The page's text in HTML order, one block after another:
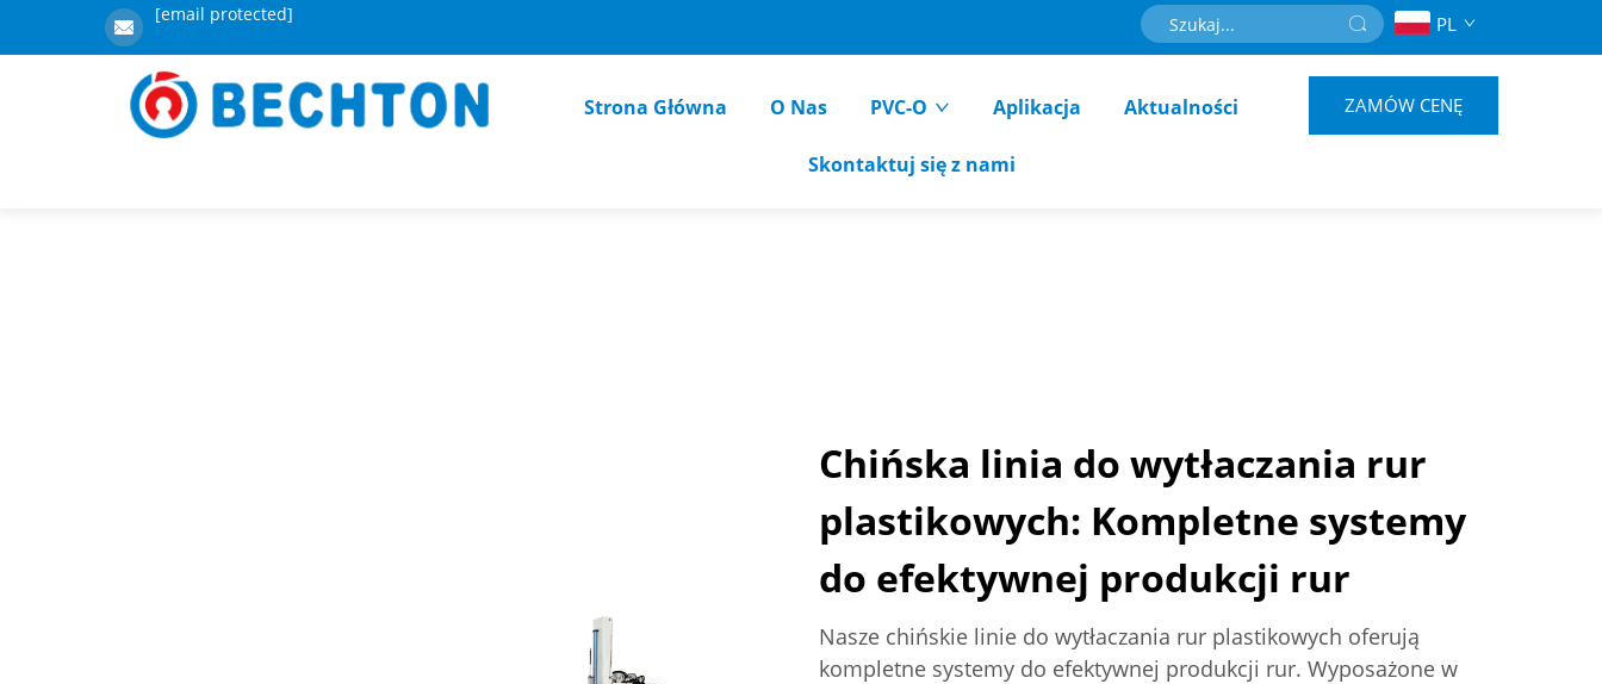
[email protected] PL
Strona Główna O Nas PVC-O Aplikacja Aktualności
Skontaktuj się z nami
ZAMÓW CENĘ
Chińska linia do wytłaczania rur
plastikowych: Kompletne systemy
do efektywnej produkcji rur
Nasze chińskie linie do wytłaczania rur plastikowych oferują
kompletne systemy do efektywnej produkcji rur. Wyposażone w